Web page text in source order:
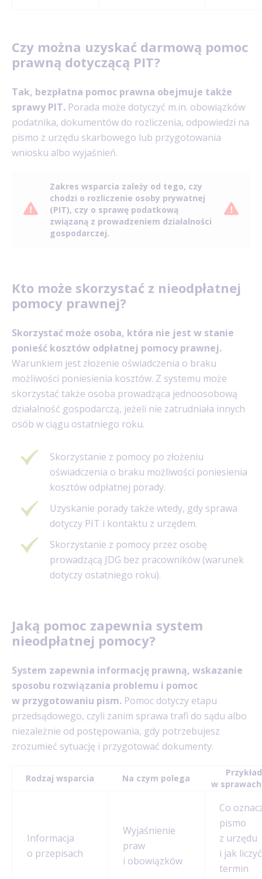
Czy można uzyskać darmową pomoc
prawną dotyczącą PIT?
Tak, bezpłatna pomoc prawna obejmuje także
sprawy PIT. Porada może dotyczyć m.in. obowiązków
podatnika, dokumentów do rozliczenia, odpowiedzi na
pismo z urzędu skarbowego lub przygotowania
wniosku albo wyjaśnień.
Zakres wsparcia zależy od tego, czy
chodzi o rozliczenie osoby prywatnej
(PIT), czy o sprawę podatkową
związaną z prowadzeniem działalności
gospodarczej.
Kto może skorzystać z nieodpłatnej
pomocy prawnej?
Skorzystać może osoba, która nie jest w stanie
ponieść kosztów odpłatnej pomocy prawnej.
Warunkiem jest złożenie oświadczenia o braku
możliwości poniesienia kosztów. Z systemu może
skorzystać także osoba prowadząca jednoosobową
działalność gospodarczą, jeżeli nie zatrudniała innych
osób w ciągu ostatniego roku.
Skorzystanie z pomocy po złożeniu
oświadczenia o braku możliwości poniesienia
kosztów odpłatnej porady.
Uzyskanie porady także wtedy, gdy sprawa
dotyczy PIT i kontaktu z urzędem.
Skorzystanie z pomocy przez osobę
prowadzącą JDG bez pracowników (warunek
dotyczy ostatniego roku).
Jaką pomoc zapewnia system
nieodpłatnej pomocy?
System zapewnia informację prawną, wskazanie
sposobu rozwiązania problemu i pomoc
w przygotowaniu pism. Pomoc dotyczy etapu
przedsądowego, czyli zanim sprawa trafi do sądu albo
niezależnie od postępowania, gdy potrzebujesz
zrozumieć sytuację i przygotować dokumenty.
Rodzaj wsparcia Na czym polega
Przykład
w
Informacja
o przepisach
Wyjaśnienie
praw
i obowiązków
Co
pismo
z urzędu
i jak liczyć
termin